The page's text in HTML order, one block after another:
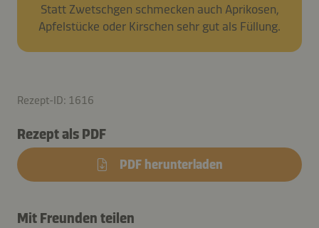
Statt Zwetschgen schmecken auch Aprikosen,
Apfelstücke oder Kirschen sehr gut als Füllung.
Rezept-ID: 1616
Rezept als PDF
PDF herunterladen
Mit Freunden teilen